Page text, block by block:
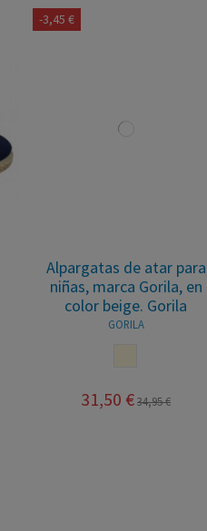
-3,45 €
Alpargatas de atar para
niñas, marca Gorila, en
color beige. Gorila
GORILA
31,50 €34,95 €